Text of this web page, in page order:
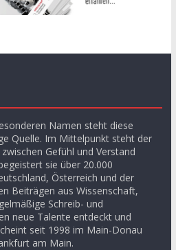
Namen steht diese
Quelle. Im Mittelpunkt steht der
Gefühl und Verstand
sie über 20.000
Österreich und der
Beiträgen aus Wissenschaft,
Schreib- und
neue Talente entdeckt und
seit 1998 im Main-Donau
am Main.